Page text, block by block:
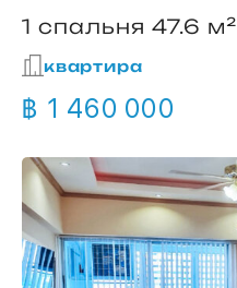
1 спальня 47.6 м²
квартира
฿ 1 460 000